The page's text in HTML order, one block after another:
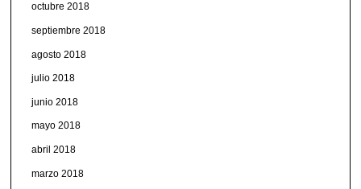
octubre 2018
septiembre 2018
agosto 2018
julio 2018
junio 2018
mayo 2018
abril 2018
marzo 2018